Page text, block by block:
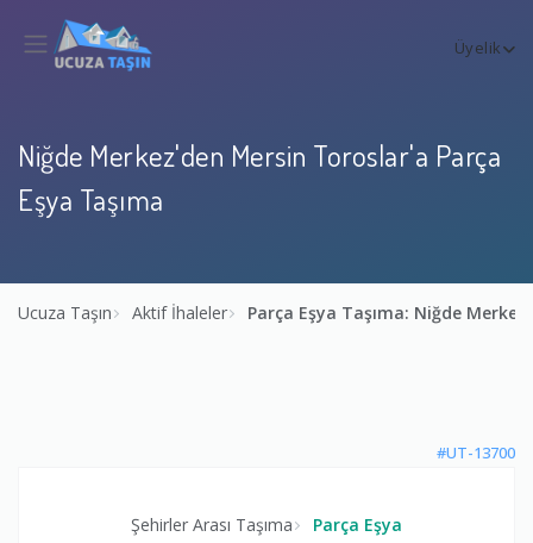
Üyelik
Niğde Merkez'den Mersin Toroslar'a Parça
Eşya Taşıma
Ucuza Taşın Aktif İhaleler Parça Eşya Taşıma: Niğde
#UT-13700
Şehirler Arası Taşıma Parça Eşya